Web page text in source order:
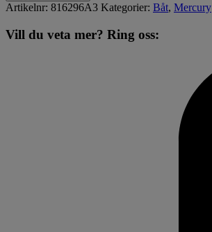
Artikelnr: 816296A3 Kategorier: Båt, Mercury
Vill du veta mer? Ring oss: